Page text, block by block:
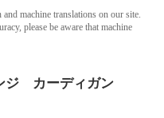
machine translations on our site.
please be aware that machine
ジ カーディガン